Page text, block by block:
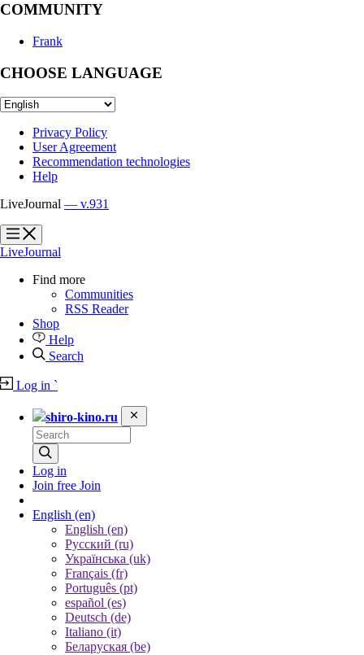
COMMUNITY
Frank
CHOOSE LANGUAGE
Privacy Policy
User Agreement
Recommendation technologies
Help
LiveJournal — v.931
?
?
LiveJournal
Find more
Communities
RSS Reader
Shop
Help
Search
Log in `
shiro-kino.ru
Log in
Join free Join
English (en)
English (en)
Русский (ru)
Українська (uk)
Français (fr)
Português (pt)
español (es)
Deutsch (de)
Italiano (it)
Беларуская (be)